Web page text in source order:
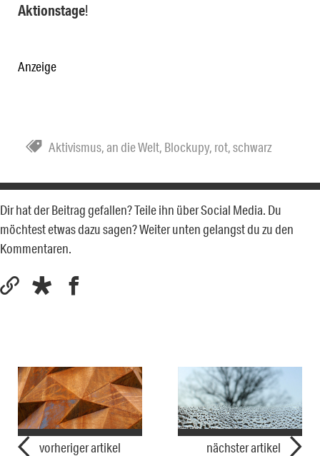
Aktionstage!
Anzeige
Aktivismus,an die Welt, Blockupy, rot,schwarz
Dir hat der Beitrag gefallen? Teile ihn über Social Media. Du
möchtest etwas dazu sagen? Weiter unten gelangst du zu den
Kommentaren.
vorheriger artikel nächster artikel